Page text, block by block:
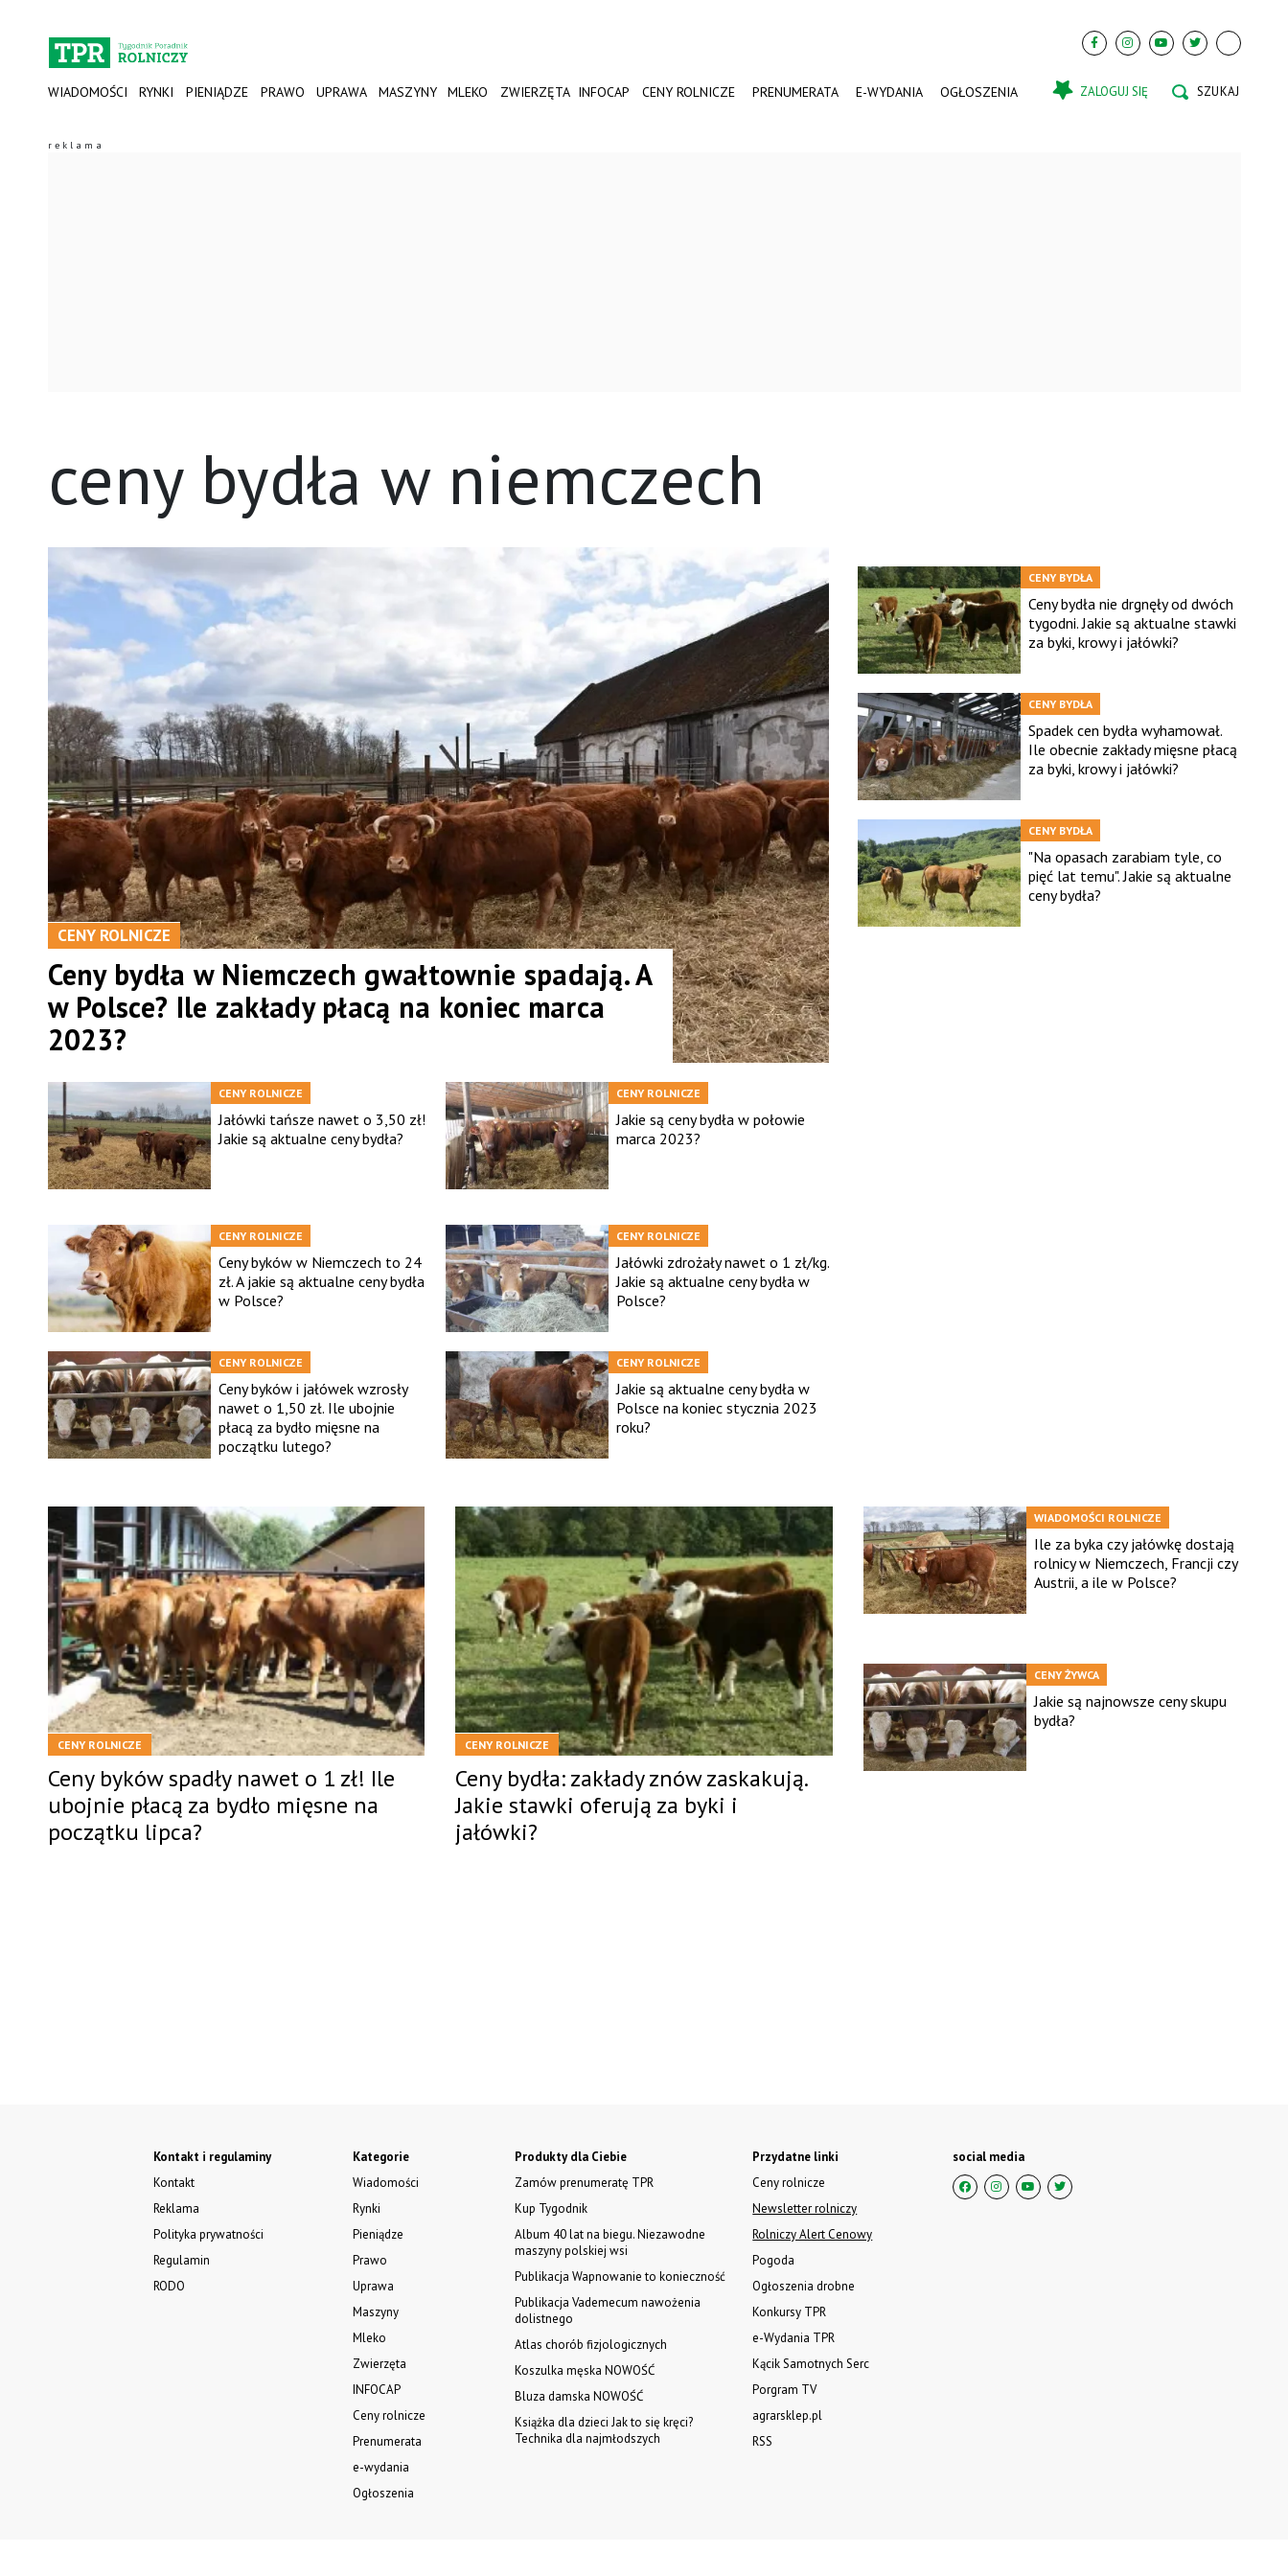
WIADOMOŚCI RYNKI PIENIĄDZE PRAWO UPRAWA MASZYNY MLEKO ZWIERZĘTA INFOCAP CENY ROLNICZE PRENUMERATA E-WYDANIA OGŁOSZENIA ZALOGUJ SIĘ
ceny bydła w niemczech
CENY ROLNICZE
Ceny bydła w Niemczech gwałtownie spadają. A
w Polsce? Ile zakłady płacą na koniec marca
2023?
CENY ROLNICZE
Jałówki tańsze nawet o 3,50 zł!
Jakie są aktualne ceny bydła?
CENY ROLNICZE
Jakie są ceny bydła w połowie
marca 2023?
CENY ROLNICZE
Ceny byków w Niemczech to 24
zł. A jakie są aktualne ceny bydła
w Polsce?
CENY ROLNICZE
Jałówki zdrożały nawet o 1 zł/kg.
Jakie są aktualne ceny bydła w
Polsce?
CENY ROLNICZE
Ceny byków i jałówek wzrosły
nawet o 1,50 zł. Ile ubojnie
płacą za bydło mięsne na
początku lutego?
CENY ROLNICZE
Jakie są aktualne ceny bydła w
Polsce na koniec stycznia 2023
roku?
CENY BYDŁA
Ceny bydła nie drgnęły od dwóch
tygodni. Jakie są aktualne stawki
za byki, krowy i jałówki?
CENY BYDŁA
Spadek cen bydła wyhamował.
Ile obecnie zakłady mięsne płacą
za byki, krowy i jałówki?
CENY BYDŁA
"Na opasach zarabiam tyle, co
pięć lat temu". Jakie są aktualne
ceny bydła?
CENY ROLNICZE
Ceny byków spadły nawet o 1 zł! Ile
ubojnie płacą za bydło mięsne na
początku lipca?
CENY ROLNICZE
Ceny bydła: zakłady znów zaskakują.
Jakie stawki oferują za byki i
jałówki?
WIADOMOŚCI ROLNICZE
Ile za byka czy jałówkę dostają
rolnicy w Niemczech, Francji czy
Austrii, a ile w Polsce?
CENY ŻYWCA
Jakie są najnowsze ceny skupu
bydła?
Kontakt i regulaminy
Kontakt
Reklama
Polityka prywatności
Regulamin
RODO
Kategorie
Wiadomości
Rynki
Pieniądze
Prawo
Uprawa
Maszyny
Mleko
Zwierzęta
INFOCAP
Ceny rolnicze
Prenumerata
e-wydania
Ogłoszenia
Produkty dla Ciebie
Zamów prenumeratę TPR
Kup Tygodnik
Album 40 lat na biegu. Niezawodne
maszyny polskiej wsi
Publikacja Wapnowanie to konieczność
Publikacja Vademecum nawożenia
dolistnego
Atlas chorób fizjologicznych
Koszulka męska NOWOŚĆ
Bluza damska NOWOŚĆ
Książka dla dzieci Jak to się kręci?
Technika dla najmłodszych
Przydatne linki
Ceny rolnicze
Newsletter rolniczy
Rolniczy Alert Cenowy
Pogoda
Ogłoszenia drobne
Konkursy TPR
e-Wydania TPR
Kącik Samotnych Serc
Porgram TV
agrarsklep.pl
RSS
social media